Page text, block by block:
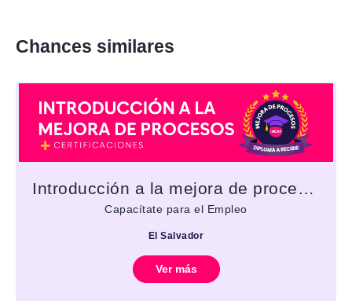
Chances similares
Introducción a la mejora de procesos
Capacítate para el Empleo
El Salvador
Ver más